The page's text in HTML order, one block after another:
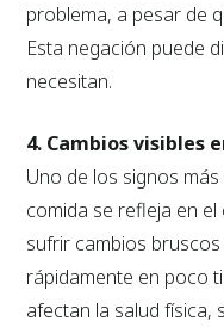
problema, a pesar de
Esta negación puede
necesitan.
4. Cambios visibles
Uno de los signos
comida se refleja en
sufrir cambios
rápidamente en poco
afectan la salud física,